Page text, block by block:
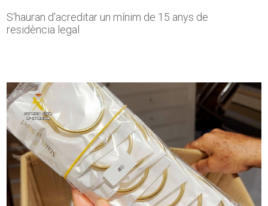
S'hauran d'acreditar un mínim de 15 anys de
residència legal